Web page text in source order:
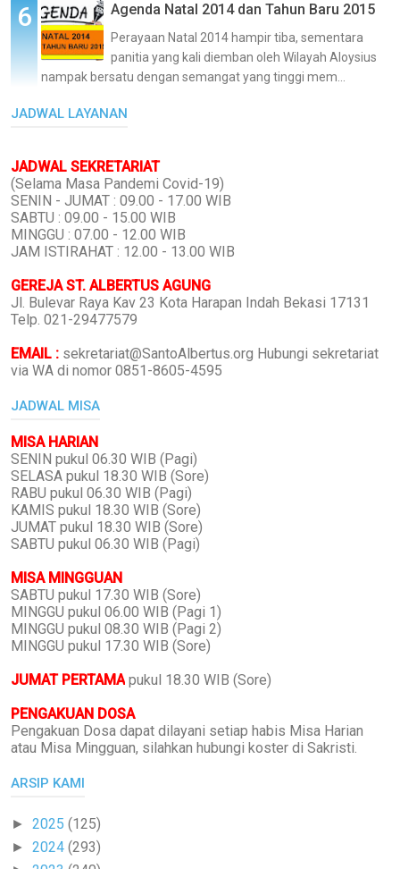
Agenda Natal 2014 dan Tahun Baru 2015
Perayaan Natal 2014 hampir tiba, sementara
panitia yang kali diemban oleh Wilayah Aloysius
nampak bersatu dengan semangat yang tinggi mem...
JADWAL LAYANAN
JADWAL SEKRETARIAT
(Selama Masa Pandemi Covid-19)
SENIN - JUMAT : 09.00 - 17.00 WIB
SABTU : 09.00 - 15.00 WIB
MINGGU : 07.00 - 12.00 WIB
JAM ISTIRAHAT : 12.00 - 13.00 WIB
GEREJA ST. ALBERTUS AGUNG
Jl. Bulevar Raya Kav 23 Kota Harapan Indah Bekasi 17131
Telp. 021-29477579
EMAIL : sekretariat@SantoAlbertus.org Hubungi sekretariat
via WA di nomor 0851-8605-4595
JADWAL MISA
MISA HARIAN
SENIN pukul 06.30 WIB (Pagi)
SELASA pukul 18.30 WIB (Sore)
RABU pukul 06.30 WIB (Pagi)
KAMIS pukul 18.30 WIB (Sore)
JUMAT pukul 18.30 WIB (Sore)
SABTU pukul 06.30 WIB (Pagi)
MISA MINGGUAN
SABTU pukul 17.30 WIB (Sore)
MINGGU pukul 06.00 WIB (Pagi 1)
MINGGU pukul 08.30 WIB (Pagi 2)
MINGGU pukul 17.30 WIB (Sore)
JUMAT PERTAMA pukul 18.30 WIB (Sore)
PENGAKUAN DOSA
Pengakuan Dosa dapat dilayani setiap habis Misa Harian
atau Misa Mingguan, silahkan hubungi koster di Sakristi.
ARSIP KAMI
► 2025 (125)
► 2024 (293)